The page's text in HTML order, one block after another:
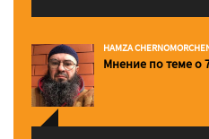
HAMZA
Мнение по теме о